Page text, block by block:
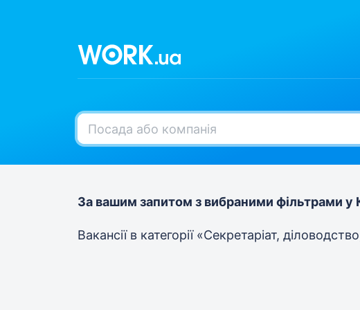
За вашим запитом з вибраними фільтрами у
Вакансії в категорії «Секретаріат,